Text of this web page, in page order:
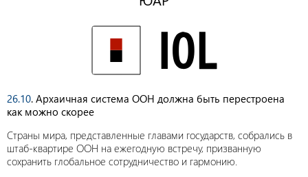
26.10. Архаичная система ООН должна быть перестроена
как можно скорее
Страны мира, представленные главами государств, собрались в
штаб-квартире ООН на ежегодную встречу, призванную
сохранить глобальное сотрудничество и гармонию.